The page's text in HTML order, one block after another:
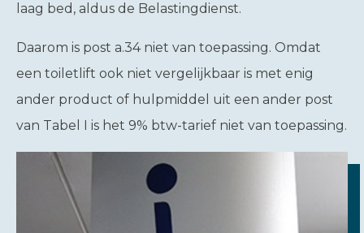
laag bed, aldus de Belastingdienst.
Daarom is post a.34 niet van toepassing. Omdat
een toiletlift ook niet vergelijkbaar is met enig
ander product of hulpmiddel uit een ander post
van Tabel I is het 9% btw-tarief niet van toepassing.